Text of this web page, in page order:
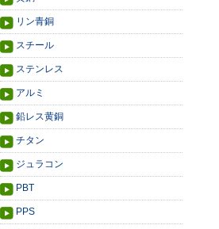
リン青銅
スチール
ステンレス
アルミ
鉛レス黄銅
チタン
ジュラコン
PBT
PPS